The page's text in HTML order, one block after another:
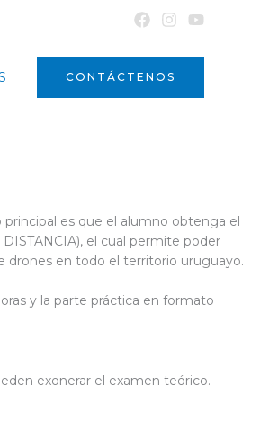
CONTÁCTENOS
es que el alumno obtenga el
el cual permite poder
drones en todo el territorio uruguayo.
y la parte práctica en formato
exonerar el examen teórico.